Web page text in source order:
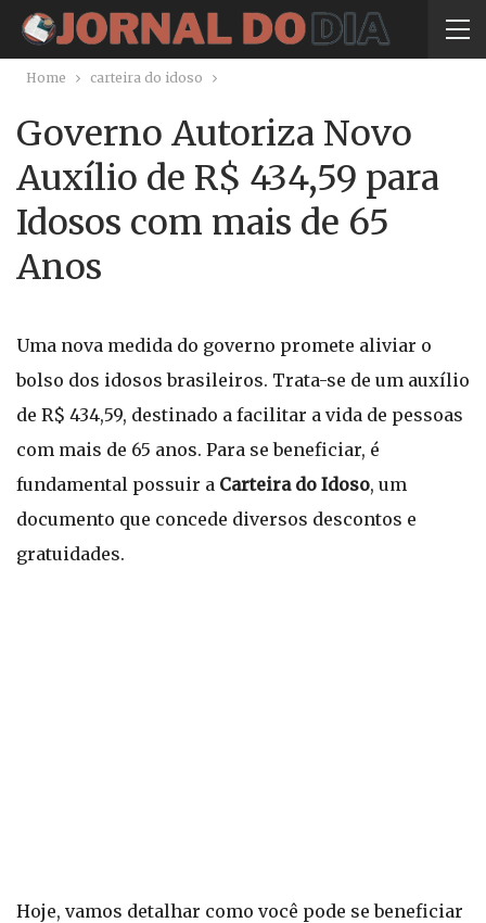
Home carteira do idoso
Governo Autoriza Novo
Auxílio de R$ 434,59 para
Idosos com mais de 65
Anos
Uma nova medida do governo promete aliviar o
bolso dos idosos brasileiros. Trata-se de um auxílio
de R$ 434,59, destinado a facilitar a vida de pessoas
com mais de 65 anos. Para se beneficiar, é
fundamental possuir a Carteira do Idoso, um
documento que concede diversos descontos e
gratuidades.
Hoje, vamos detalhar como você pode se beneficiar